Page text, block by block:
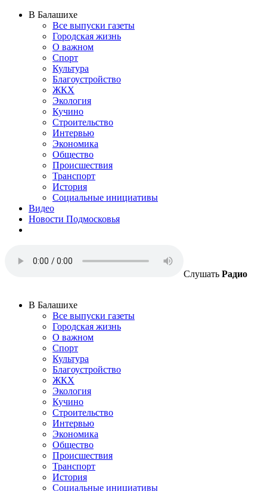
В Балашихе
Все выпуски газеты
Городская жизнь
О важном
Спорт
Культура
Благоустройство
ЖКХ
Экология
Кучино
Строительство
Интервью
Экономика
Общество
Происшествия
Транспорт
История
Социальные инициативы
Видео
Новости Подмосковья
Слушать Радио
В Балашихе
Все выпуски газеты
Городская жизнь
О важном
Спорт
Культура
Благоустройство
ЖКХ
Экология
Кучино
Строительство
Интервью
Экономика
Общество
Происшествия
Транспорт
История
Социальные инициативы